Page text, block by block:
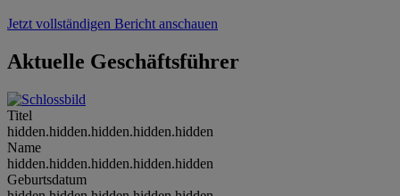
Jetzt vollständigen Bericht anschauen
Aktuelle Geschäftsführer
Titel
hidden.hidden.hidden.hidden.hidden
Name
hidden.hidden.hidden.hidden.hidden
Geburtsdatum